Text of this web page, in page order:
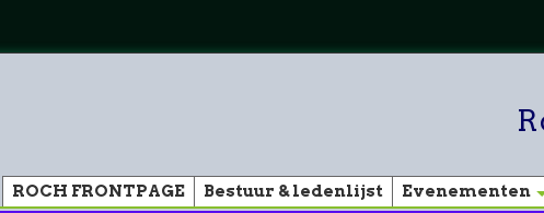
ROCH FRONTPAGE Bestuur & ledenlijst Evenementen